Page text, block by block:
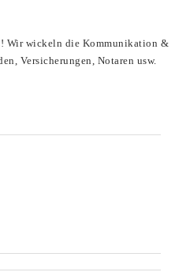
Wir wickeln die Kommunikation &
Versicherungen, Notaren usw.